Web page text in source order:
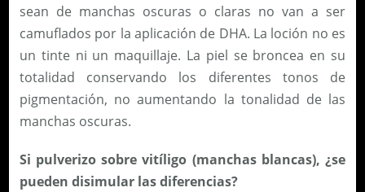
sean de manchas oscuras o claras no van a ser
camuflados por la aplicación de DHA. La loción no es
un tinte ni un maquillaje. La piel se broncea en su
totalidad conservando los diferentes tonos de
pigmentación, no aumentando la tonalidad de las
manchas oscuras.
Si pulverizo sobre vitíligo (manchas blancas), ¿se
pueden disimular las diferencias?